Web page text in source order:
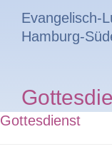
Evangelisch-
Hamburg-
Gottesdienst